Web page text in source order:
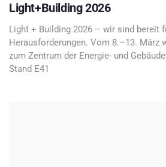
Light+Building 2026
Light + Building 2026 – wir sind bereit
Herausforderungen. Vom 8.–13. März
zum Zentrum der Energie- und
Stand E41